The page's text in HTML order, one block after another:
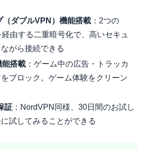
（ダブルVPN）機能搭載 ：2つの
由する二重暗号化で、高いセキュ
がら接続できる
搭載 ：ゲーム中の広告・トラッカ
ブロック。ゲーム体験をクリーン
証 ：NordVPN同様、30日間のお試し
試してみることができる